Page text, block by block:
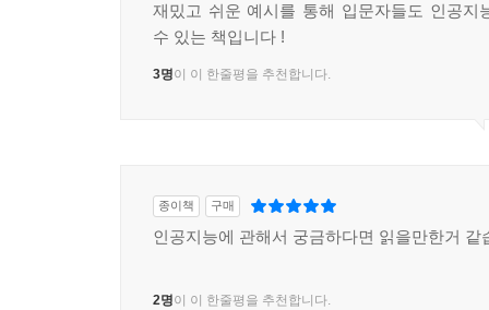
재밌고 쉬운 예시를 통해 입문자들도 인공지
수 있는 책입니다 !
3명이 이 한줄평을 추천합니다.
종이책 구매
인공지능에 관해서 궁금하다면 읽을만한거 같
2명이 이 한줄평을 추천합니다.